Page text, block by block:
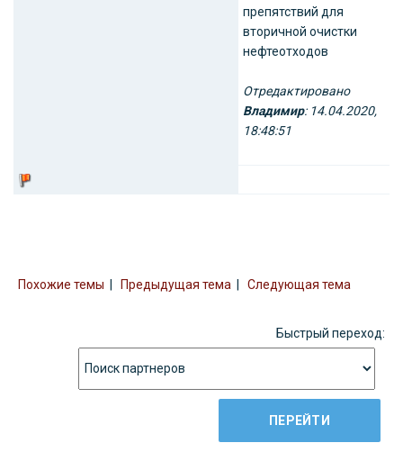
препятствий для
вторичной очистки
нефтеотходов
Отредактировано
Владимир: 14.04.2020,
18:48:51
Похожие темы Предыдущая тема Следующая тема
Быстрый переход: